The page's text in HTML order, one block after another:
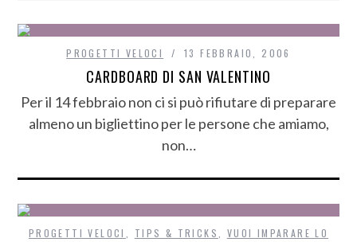
PROGETTI VELOCI 13 FEBBRAIO, 2006
CARDBOARD DI SAN VALENTINO
Per il 14 febbraio non ci si può rifiutare di preparare
almeno un bigliettino per le persone che amiamo,
non…
PROGETTI VELOCI TIPS & TRICKS
VUOI IMPARARE LO